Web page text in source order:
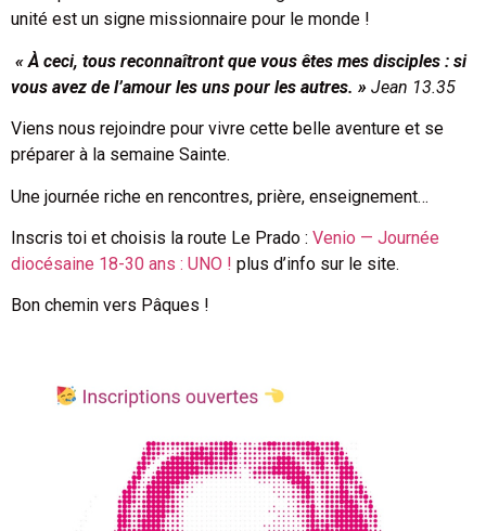
unité est un signe missionnaire pour le monde !
« À ceci, tous reconnaîtront que vous êtes mes disciples : si
vous avez de l’amour les uns pour les autres. » Jean 13.35
Viens nous rejoindre pour vivre cette belle aventure et se
préparer à la semaine Sainte.
Une journée riche en rencontres, prière, enseignement…
Inscris toi et choisis la route Le Prado : Venio — Journée
diocésaine 18-30 ans : UNO ! plus d’info sur le site.
Bon chemin vers Pâques !